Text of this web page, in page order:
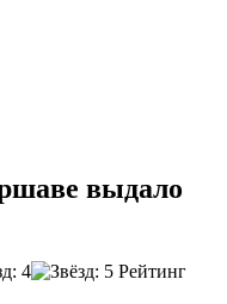
выдало
Рейтинг